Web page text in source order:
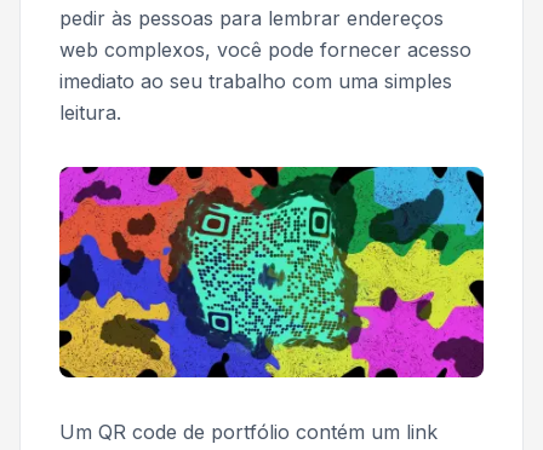
pedir às pessoas para lembrar endereços
web complexos, você pode fornecer acesso
imediato ao seu trabalho com uma simples
leitura.
Um QR code de portfólio contém um link